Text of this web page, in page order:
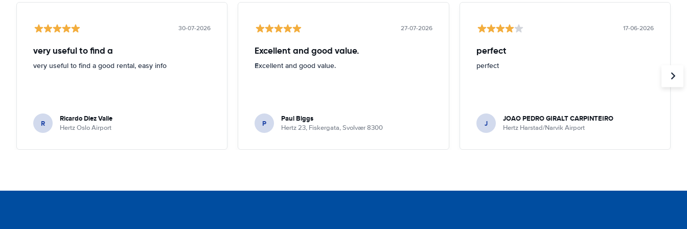
30-07-2026
very useful to find a
very useful to find a good rental, easy info
R Ricardo Diez Valle
Hertz Oslo Airport
27-07-2026
Excellent and good value.
Excellent and good value.
P Paul Biggs
Hertz 23, Fiskergata, Svolvær 8300
17-06-2026
perfect
perfect
J JOAO PEDRO GIRALT CARPINTEIRO
Hertz Harstad/Narvik Airport